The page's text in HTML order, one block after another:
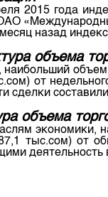
2015 года
назад
объема
наибольший
от
сделки
объема
тыс.сом) от
деятельность